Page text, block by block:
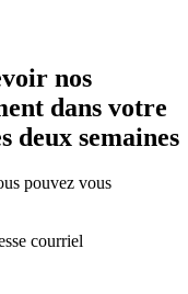
nos
dans votre
deux semaines
pouvez vous
courriel